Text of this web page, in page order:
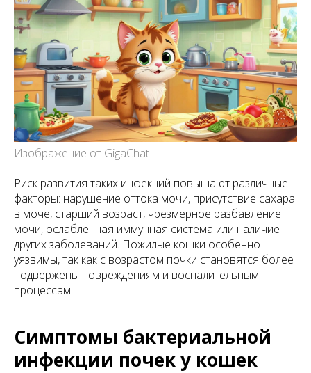
Изображение от GigaChat
Риск развития таких инфекций повышают различные
факторы: нарушение оттока мочи, присутствие сахара
в моче, старший возраст, чрезмерное разбавление
мочи, ослабленная иммунная система или наличие
других заболеваний. Пожилые кошки особенно
уязвимы, так как с возрастом почки становятся более
подвержены повреждениям и воспалительным
процессам.
Симптомы бактериальной
инфекции почек у кошек